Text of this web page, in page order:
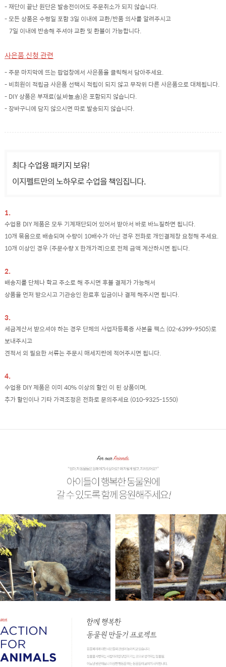
- 재단이 끝난 원단은 발송전이어도 주문취소가 되지 않습니다.
- 모든 상품은 수령일 포함 3일 이내에 교환/반품 의사를 알려주시고
7일 이내에 반송해 주셔야 교환 및 환불이 가능합니다.
사은품 신청 관련
- 주문 마지막에 뜨는 팝업창에서 사은품을 클릭해서 담아주세요.
- 비회원이 적립금 사은품 선택시 적립이 되지 않고 무작위 다른 사은품으로 대체됩니다.
- DIY 상품은 부재료(실,바늘,솜)은 포함되지 않습니다.
- 장바구니에 담지 않으시면 따로 발송되지 않습니다.
최다 수업용 패키지 보유!
이지펠트만의 노하우로 수업을 책임집니다.
1.
수업용 DIY 제품은 모두 기계재단되어 있어서 받아서 바로 바느질하면 됩니다.
10개 묶음으로 배송되며 수량이 10배수가 아닌 경우 전화로 개인결제창 요청해 주세요.
10개 이상인 경우 (주문수량 X 한개가격)으로 전체 금액 계산하시면 됩니다.
2.
배송지를 단체나 학교 주소로 해 주시면 후불 결제가 가능해서
상품을 먼저 받으시고 기관승인 완료후 입금이나 결제 해주시면 됩니다.
3.
세금계산서 받으셔야 하는 경우 단체의 사업자등록증 사본을 팩스 (02-6399-9505)로
보내주시고
견적서 외 필요한 서류는 주문시 매세지란에 적어주시면 됩니다.
4.
수업용 DIY 제품은 이미 40% 이상의 할인 이 된 상품이며,
추가 할인이나 기타 가격조정은 전화로 문의주세요 (010-9325-1550)